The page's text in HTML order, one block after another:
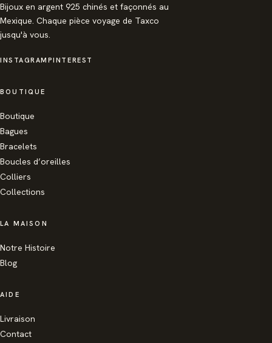
Bijoux en argent 925 chinés et façonnés au
Mexique. Chaque pièce voyage de Taxco
jusqu'à vous.
INSTAGRAM PINTEREST
BOUTIQUE
Boutique
Bagues
Bracelets
Boucles d’oreilles
Colliers
Collections
LA MAISON
Notre Histoire
Blog
AIDE
Livraison
Contact